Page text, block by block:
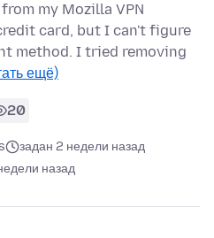
my Mozilla VPN
card, but I can't figure
method. I tried removing
ещё)
20
задан 2 недели назад
назад